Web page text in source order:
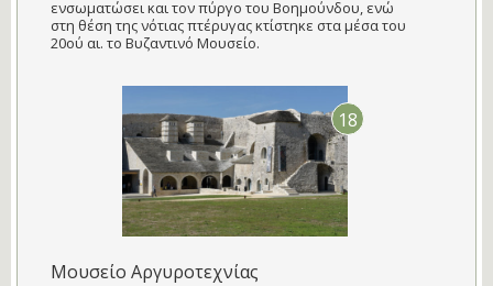
ενσωματώσει και τον πύργο του Βοημούνδου, ενώ
στη θέση της νότιας πτέρυγας κτίστηκε στα μέσα του
20ού αι. το Βυζαντινό Μουσείο.
18
Μουσείο Αργυροτεχνίας